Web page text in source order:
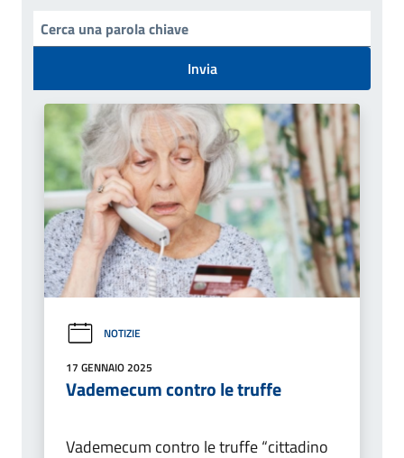
Invia
NOTIZIE
17 GENNAIO 2025
Vademecum contro le truffe
Vademecum contro le truffe “cittadino